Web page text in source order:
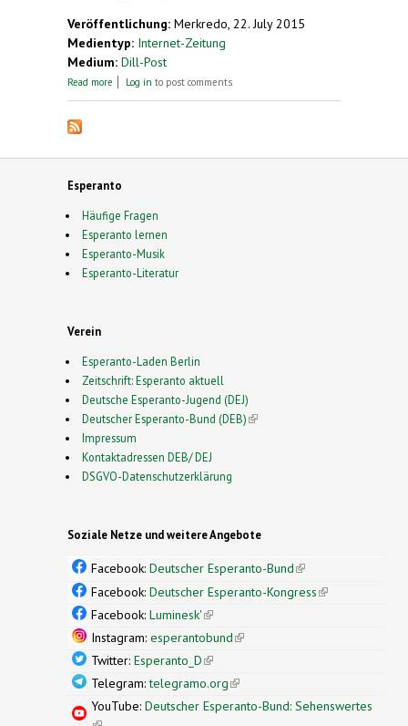
Veröffentlichung: Merkredo, 22. July 2015
Medientyp: Internet-Zeitung
Medium: Dill-Post
Read more about "Einfach und gehaltvoll zugleich"
Log in to post comments
Esperanto
Häufige Fragen
Esperanto lernen
Esperanto-Musik
Esperanto-Literatur
Verein
Esperanto-Laden Berlin
Zeitschrift: Esperanto aktuell
Deutsche Esperanto-Jugend (DEJ)
Deutscher Esperanto-Bund (DEB)(link is external)
Impressum
Kontaktadressen DEB/ DEJ
DSGVO-Datenschutzerklärung
Soziale Netze und weitere Angebote
Facebook: Deutscher Esperanto-Bund(link is
external)
Facebook: Deutscher Esperanto-Kongress(link is
Facebook: Luminesk'(link is external)
Instagram: esperantobund(link is external)
Twitter: Esperanto_D(link is external)
Telegram:telegramo.org(link is external)
YouTube: Deutscher Esperanto-Bund: Sehenswertes